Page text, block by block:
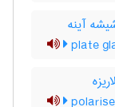
آینه
plate